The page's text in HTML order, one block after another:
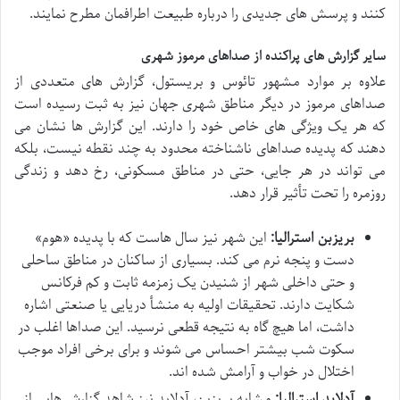
کنند و پرسش های جدیدی را درباره طبیعت اطرافمان مطرح نمایند.
سایر گزارش های پراکنده از صداهای مرموز شهری
علاوه بر موارد مشهور تائوس و بریستول، گزارش های متعددی از
صداهای مرموز در دیگر مناطق شهری جهان نیز به ثبت رسیده است
که هر یک ویژگی های خاص خود را دارند. این گزارش ها نشان می
دهند که پدیده صداهای ناشناخته محدود به چند نقطه نیست، بلکه
می تواند در هر جایی، حتی در مناطق مسکونی، رخ دهد و زندگی
روزمره را تحت تأثیر قرار دهد.
بریزبن استرالیا: این شهر نیز سال هاست که با پدیده «هوم»
دست و پنجه نرم می کند. بسیاری از ساکنان در مناطق ساحلی
و حتی داخلی شهر از شنیدن یک زمزمه ثابت و کم فرکانس
شکایت دارند. تحقیقات اولیه به منشأ دریایی یا صنعتی اشاره
داشت، اما هیچ گاه به نتیجه قطعی نرسید. این صداها اغلب در
سکوت شب بیشتر احساس می شوند و برای برخی افراد موجب
اختلال در خواب و آرامش شده اند.